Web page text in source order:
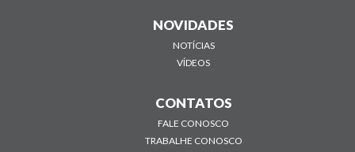
NOVIDADES
NOTÍCIAS
VÍDEOS
CONTATOS
FALE CONOSCO
TRABALHE CONOSCO